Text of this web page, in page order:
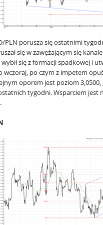
PLN porusza się ostatnimi
się w zawężającym się
się z formacji spadkowej i
wczoraj, po czym z impetem
oporem jest poziom 3,0500,
tygodni. Wsparciem jest